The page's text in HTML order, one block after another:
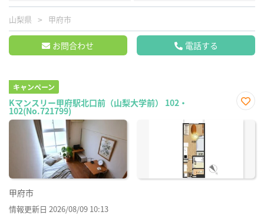
山梨県 甲府市
お問合わせ 電話する
キャンペーン
Kマンスリー甲府駅北口前（山梨大学前） 102・
102(No.721799)
に入
甲府市
情報更新日 2026/08/09 10:13